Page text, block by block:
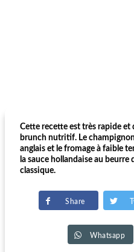
Cette recette est très rapide
brunch nutritif. Le
anglais et le fromage à faible
la sauce hollandaise au beurre
classique.
Share
Whatsapp